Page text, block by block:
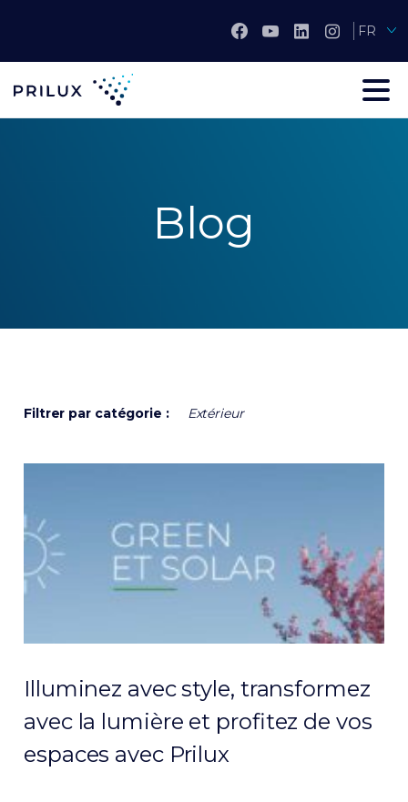
FR
Blog
Filtrer par catégorie : Extérieur
Illuminez avec style, transformez
avec la lumière et profitez de vos
espaces avec Prilux